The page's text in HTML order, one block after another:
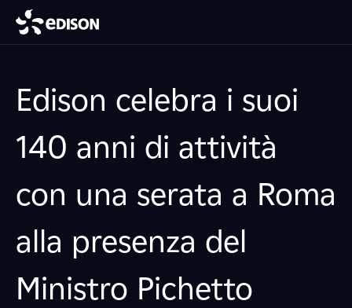
Edison celebra i suoi
140 anni di attività
con una serata a Roma
alla presenza del
Ministro Pichetto